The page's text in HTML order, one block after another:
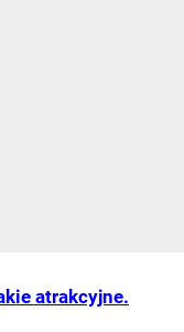
atrakcyjne.